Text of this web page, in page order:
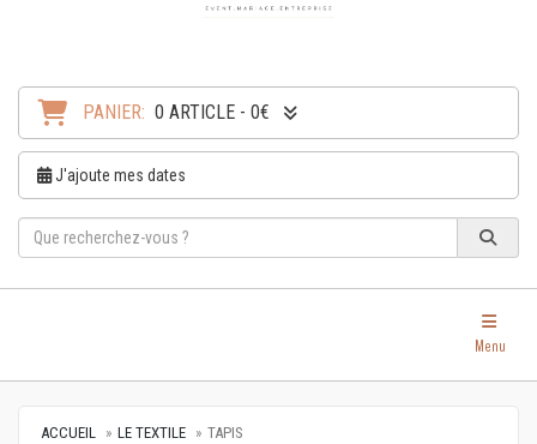
PANIER: 0 ARTICLE - 0€
J'ajoute mes dates
Toggle
Menu
ACCUEIL LE TEXTILE TAPIS